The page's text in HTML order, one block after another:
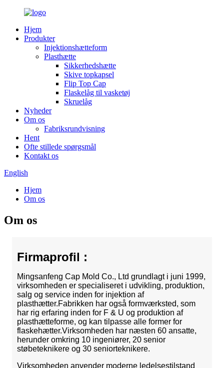
Hjem
Produkter
Injektionshætteform
Plasthætte
Sikkerhedshætte
Skive topkapsel
Flip Top Cap
Flaskelåg til vasketøj
Skruelåg
Nyheder
Om os
Fabriksrundvisning
Hent
Ofte stillede spørgsmål
Kontakt os
English
Hjem
Om os
Om os
Firmaprofil :
Mingsanfeng Cap Mold Co., Ltd grundlagt i juni 1999,
virksomheden er specialiseret i udvikling, produktion,
salg og service inden for injektion af
plasthætter.Fabrikken har også formværksted, som
har rig erfaring inden for F & U og produktion af
plasthætteforme, og kan tilpasse alle former for
flaskehætter.Virksomheden har næsten 60 ansatte,
herunder omkring 10 ingeniører, 20 senior
støbeteknikere og 30 seniorteknikere.
Virksomheden anvender moderne ledelsestilstand